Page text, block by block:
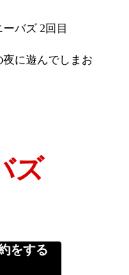
に遊んでしまお
ズ
をする